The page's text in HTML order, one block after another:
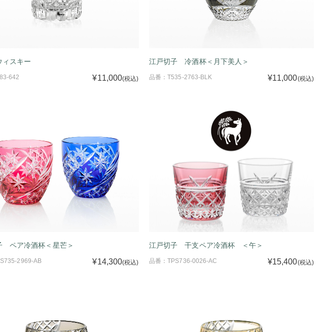
ィスキー
642 ¥11,000(税込)
江戸切子 冷酒杯＜月下美人＞
品番：T535-2763-BLK ¥11,000(税込)
ペア冷酒杯＜星芒＞
2969-AB ¥14,300(税込)
江戸切子 干支ペア冷酒杯 ＜午＞
品番：TPS736-0026-AC ¥15,400(税込)